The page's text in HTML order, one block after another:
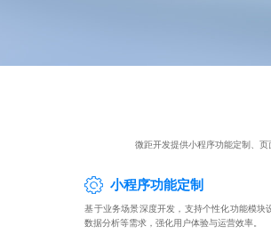
微距开发提供小程序功能定制、
小程序功能定制
基于业务场景深度开发，支持个性化功能模块
数据分析等需求，强化用户体验与运营效率。